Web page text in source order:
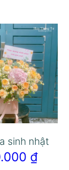
sinh nhật
₫